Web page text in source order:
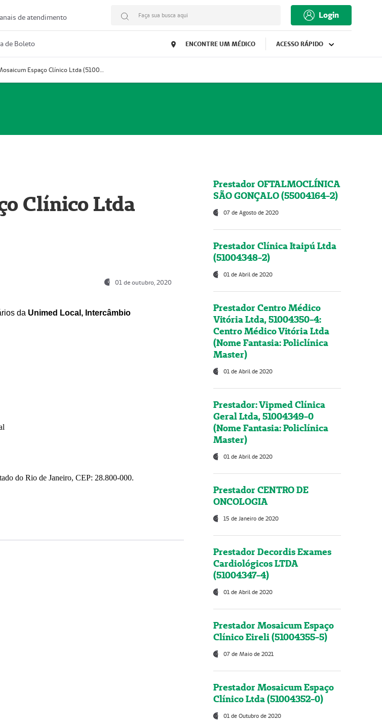
de atendimento Faça sua busca aqui Login
de Boleto ENCONTRE UM MÉDICO ACESSO RÁPIDO
Prestador Mosaicum Espaço Clínico Ltda (51004352-0)
Clínico Ltda
01 de outubro, 2020
da Unimed Local, Intercâmbio
do Rio de Janeiro, CEP: 28.800-000.
Prestador OFTALMOCLÍNICA
SÃO GONÇALO (55004164-2)
07 de Agosto de 2020
Prestador Clínica Itaipú Ltda
(51004348-2)
01 de Abril de 2020
Prestador Centro Médico
Vitória Ltda, 51004350-4:
Centro Médico Vitória Ltda
(Nome Fantasia: Policlínica
Master)
01 de Abril de 2020
Prestador: Vipmed Clínica
Geral Ltda, 51004349-0
(Nome Fantasia: Policlínica
Master)
01 de Abril de 2020
Prestador CENTRO DE
ONCOLOGIA
15 de Janeiro de 2020
Prestador Decordis Exames
Cardiológicos LTDA
(51004347-4)
01 de Abril de 2020
Prestador Mosaicum Espaço
Clínico Eireli (51004355-5)
07 de Maio de 2021
Prestador Mosaicum Espaço
Clínico Ltda (51004352-0)
01 de Outubro de 2020